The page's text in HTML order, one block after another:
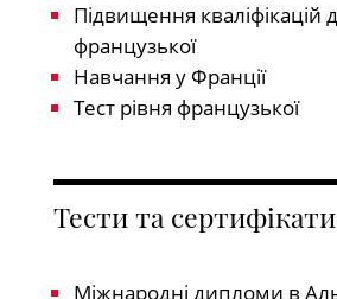
Підвищення кваліфікацій
французької
Навчання у Франції
Тест рівня французької
Тести та сертифікати
Міжнародні дипломи в